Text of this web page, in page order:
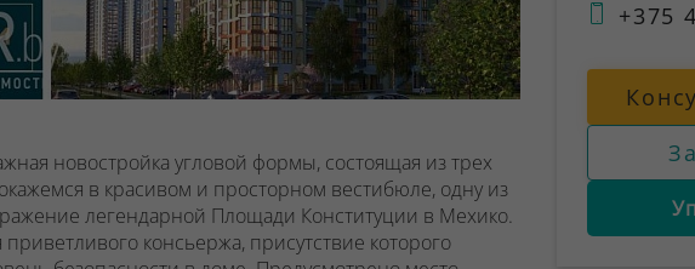
новостройка угловой формы, состоящая из трех
в красивом и просторном вестибюле, одну из
легендарной Площади Конституции в Мехико.
приветливого консьержа, присутствие которого
+375